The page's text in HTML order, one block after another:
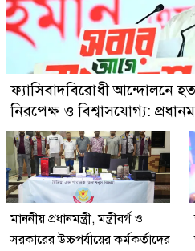
ফ্যাসিবাদবিরোধী আন্দোলনে
নিরপেক্ষ ও বিশ্বাসযোগ্য:
মাননীয় প্রধানমন্ত্রী, মন্ত্রীবর্গ ও
সরকারের উচ্চপর্যায়ের কর্মকর্তাদের